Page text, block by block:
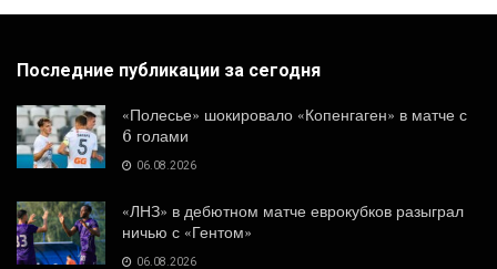
Последние публикации за сегодня
«Полесье» шокировало «Копенгаген» в матче с
6 голами
06.08.2026
«ЛНЗ» в дебютном матче еврокубков разыграл
ничью с «Гентом»
06.08.2026